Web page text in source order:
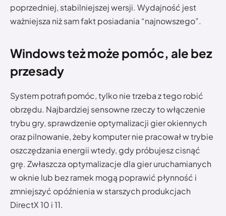
poprzedniej, stabilniejszej wersji. Wydajność jest
ważniejsza niż sam fakt posiadania “najnowszego”.
Windows też może pomóc, ale bez
przesady
System potrafi pomóc, tylko nie trzeba z tego robić
obrzędu. Najbardziej sensowne rzeczy to włączenie
trybu gry, sprawdzenie optymalizacji gier okiennych
oraz pilnowanie, żeby komputer nie pracował w trybie
oszczędzania energii wtedy, gdy próbujesz cisnąć
grę. Zwłaszcza optymalizacje dla gier uruchamianych
w oknie lub bez ramek mogą poprawić płynność i
zmniejszyć opóźnienia w starszych produkcjach
DirectX 10 i 11.